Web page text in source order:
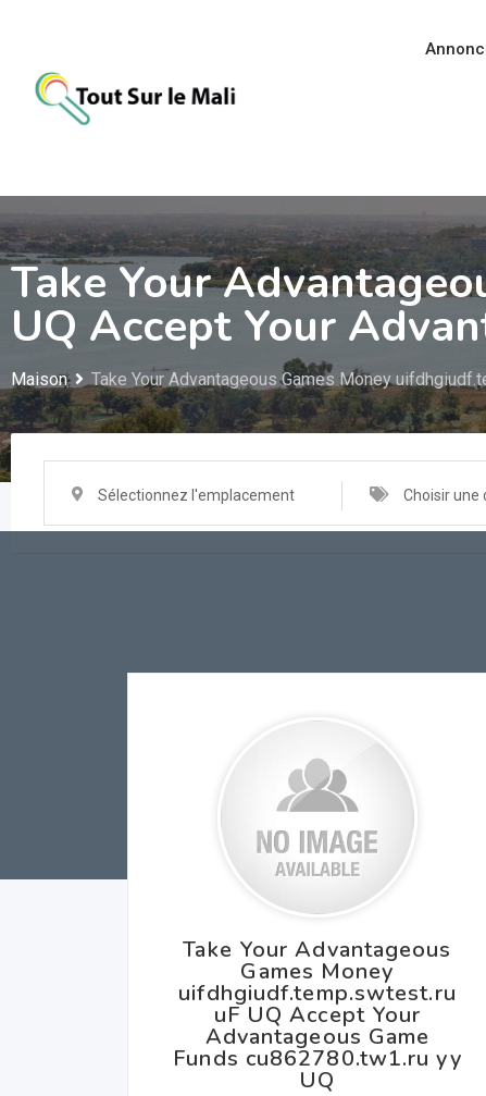
contenu
Take Your
UQ Accept Your
Maison Take Your Advantageous Games Money
Sélectionnez l'emplacement Choisir une
Take Your Advantageous
Games Money
uifdhgiudf.temp.swtest.ru
uF UQ Accept Your
Advantageous Game
Funds cu862780.tw1.ru yy
UQ